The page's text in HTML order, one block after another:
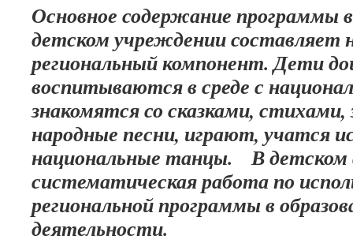
Основное содержание программы
детском учреждении составляет
региональный компонент. Дети
воспитываются в среде с
знакомятся со сказками,
народные песни, играют, учатся
национальные танцы. В детском
систематическая работа по
региональной программы в
деятельности.